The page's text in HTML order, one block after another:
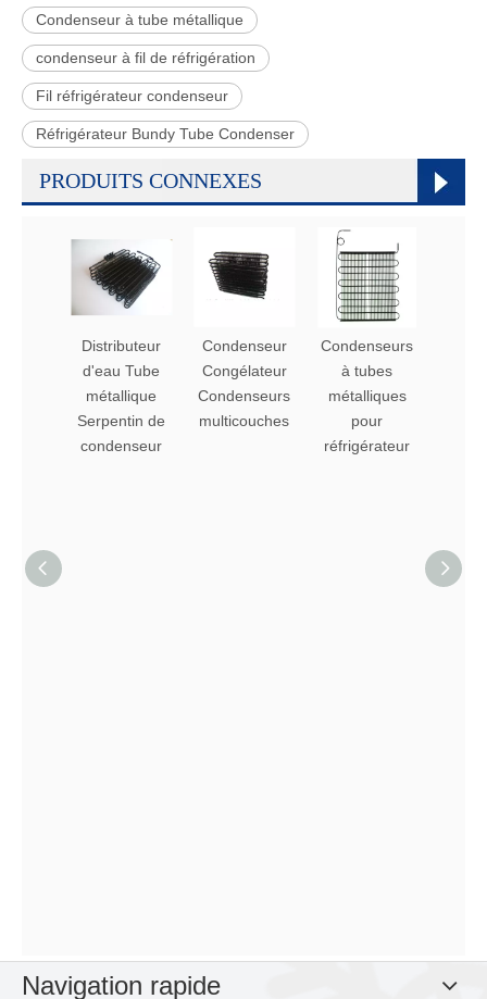
Condenseur à tube métallique
condenseur à fil de réfrigération
Fil réfrigérateur condenseur
Réfrigérateur Bundy Tube Condenser
PRODUITS CONNEXES
Distributeur
d'eau Tube
métallique
Serpentin de
condenseur
Condenseur
Congélateur
Condenseurs
multicouches
Condenseurs
à tubes
métalliques
pour
réfrigérateur
Navigation rapide